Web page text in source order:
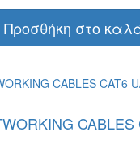
Προσθήκη στο
CABLES